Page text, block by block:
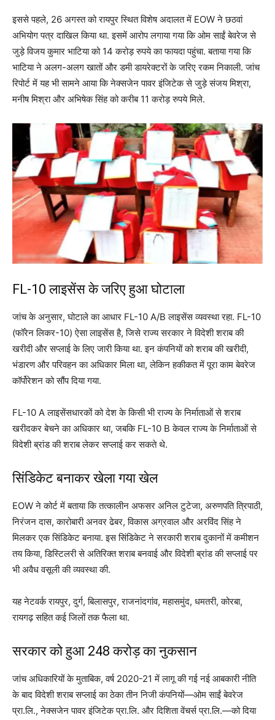
इससे पहले, 26 अगस्त को रायपुर स्थित विशेष अदालत में EOW ने छठवां
अभियोग पत्र दाखिल किया था. इसमें आरोप लगाया गया कि ओम साईं बेवरेज से
जुड़े विजय कुमार भाटिया को 14 करोड़ रुपये का फायदा पहुंचा. बताया गया कि
भाटिया ने अलग-अलग खातों और डमी डायरेक्टरों के जरिए रकम निकाली. जांच
रिपोर्ट में यह भी सामने आया कि नेक्सजेन पावर इंजिटेक से जुड़े संजय मिश्रा,
मनीष मिश्रा और अभिषेक सिंह को करीब 11 करोड़ रुपये मिले.
FL-10 लाइसेंस के जरिए हुआ घोटाला
जांच के अनुसार, घोटाले का आधार FL-10 A/B लाइसेंस व्यवस्था रहा. FL-10
(फॉरेन लिकर-10) ऐसा लाइसेंस है, जिसे राज्य सरकार ने विदेशी शराब की
खरीदी और सप्लाई के लिए जारी किया था. इन कंपनियों को शराब की खरीदी,
भंडारण और परिवहन का अधिकार मिला था, लेकिन हकीकत में पूरा काम बेवरेज
कॉर्पोरेशन को सौंप दिया गया.
FL-10 A लाइसेंसधारकों को देश के किसी भी राज्य के निर्माताओं से शराब
खरीदकर बेचने का अधिकार था, जबकि FL-10 B केवल राज्य के निर्माताओं से
विदेशी ब्रांड की शराब लेकर सप्लाई कर सकते थे.
सिंडिकेट बनाकर खेला गया खेल
EOW ने कोर्ट में बताया कि तत्कालीन अफसर अनिल टुटेजा, अरुणपति त्रिपाठी,
निरंजन दास, कारोबारी अनवर ढेबर, विकास अग्रवाल और अरविंद सिंह ने
मिलकर एक सिंडिकेट बनाया. इस सिंडिकेट ने सरकारी शराब दुकानों में कमीशन
तय किया, डिस्टिलरी से अतिरिक्त शराब बनवाई और विदेशी ब्रांड की सप्लाई पर
भी अवैध वसूली की व्यवस्था की.
यह नेटवर्क रायपुर, दुर्ग, बिलासपुर, राजनांदगांव, महासमुंद, धमतरी, कोरबा,
रायगढ़ सहित कई जिलों तक फैला था.
सरकार को हुआ 248 करोड़ का नुकसान
जांच अधिकारियों के मुताबिक, वर्ष 2020-21 में लागू की गई नई आबकारी नीति
के बाद विदेशी शराब सप्लाई का ठेका तीन निजी कंपनियों—ओम साईं बेवरेज
प्रा.लि., नेक्सजेन पावर इंजिटेक प्रा.लि. और दिशिता वेंचर्स प्रा.लि.—को दिया